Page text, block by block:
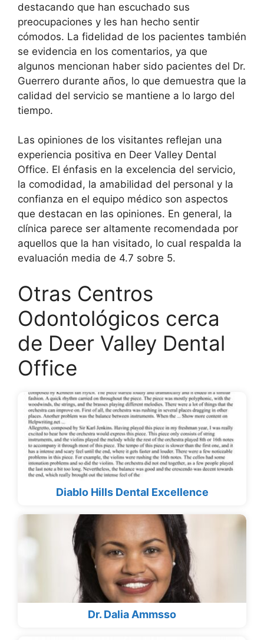
destacando que han escuchado sus
preocupaciones y les han hecho sentir
cómodos. La fidelidad de los pacientes también
se evidencia en los comentarios, ya que
algunos mencionan haber sido pacientes del Dr.
Guerrero durante años, lo que demuestra que la
calidad del servicio se mantiene a lo largo del
tiempo.
Las opiniones de los visitantes reflejan una
experiencia positiva en Deer Valley Dental
Office. El énfasis en la excelencia del servicio,
la comodidad, la amabilidad del personal y la
confianza en el equipo médico son aspectos
que destacan en las opiniones. En general, la
clínica parece ser altamente recomendada por
aquellos que la han visitado, lo cual respalda la
evaluación media de 4.7 sobre 5.
Otras Centros
Odontológicos cerca
de Deer Valley Dental
Office
Diablo Hills Dental Excellence
Dr. Dalia Ammsso